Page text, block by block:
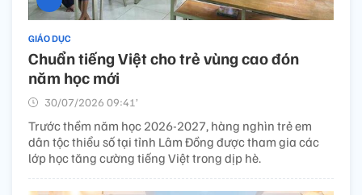
GIÁO DỤC
Chuẩn tiếng Việt cho trẻ vùng cao đón
năm học mới
30/07/2026 09:41’
Trước thềm năm học 2026-2027, hàng nghìn trẻ em
dân tộc thiểu số tại tỉnh Lâm Đồng được tham gia các
lớp học tăng cường tiếng Việt trong dịp hè.